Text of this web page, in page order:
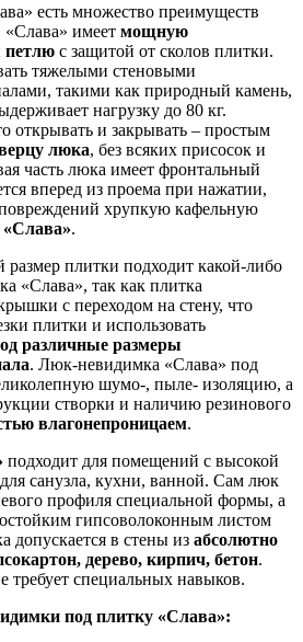
есть множество преимуществ
имеет мощную
петлю с защитой от сколов плитки.
тяжелыми стеновыми
такими как природный камень,
нагрузку до 80 кг.
открывать и закрывать – простым
люка, без всяких присосок и
часть люка имеет фронтальный
вперед из проема при нажатии,
хрупкую кафельную
.
плитки подходит какой-либо
«Слава», так как плитка
с переходом на стену, что
плитки и использовать
различные размеры
. Люк-невидимка «Слава» под
шумо-, пыле- изоляцию, а
створки и наличию резинового
влагонепроницаем.
подходит для помещений с высокой
санузла, кухни, ванной. Сам люк
профиля специальной формы, а
гипсоволоконным листом
допускается в стены из абсолютно
дерево, кирпич, бетон.
специальных навыков.
под плитку «Слава»: